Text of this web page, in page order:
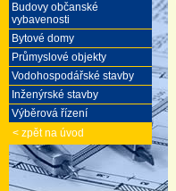
Budovy občanské
vybavenosti
Bytové domy
Průmyslové objekty
Vodohospodářské stavby
Inženýrské stavby
Výběrová řízení
< zpět na úvod